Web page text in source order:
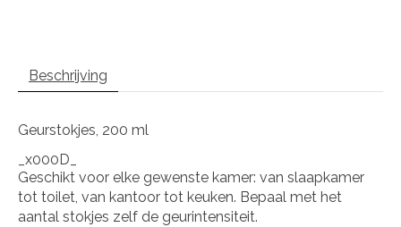
Beschrijving
Geurstokjes, 200 ml
_x000D_
Geschikt voor elke gewenste kamer: van slaapkamer
tot toilet, van kantoor tot keuken. Bepaal met het
aantal stokjes zelf de geurintensiteit.